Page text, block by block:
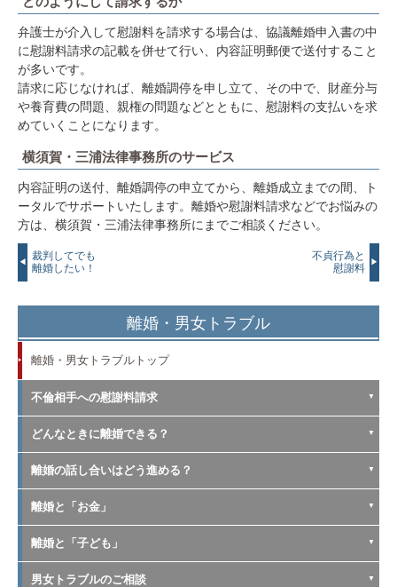
弁護士が介入して慰謝料を請求する場合は、協議離婚申入書の中
に慰謝料請求の記載を併せて行い、内容証明郵便で送付すること
が多いです。
請求に応じなければ、離婚調停を申し立て、その中で、財産分与
や養育費の問題、親権の問題などとともに、慰謝料の支払いを求
めていくことになります。
横須賀・三浦法律事務所のサービス
内容証明の送付、離婚調停の申立てから、離婚成立までの間、ト
ータルでサポートいたします。離婚や慰謝料請求などでお悩みの
方は、横須賀・三浦法律事務所にまでご相談ください。
裁判してでも
離婚したい！
不貞行為と
慰謝料
離婚・男女トラブル
離婚・男女トラブルトップ
不倫相手への慰謝料請求
どんなときに離婚できる？
離婚の話し合いはどう進める？
離婚と「お金」
離婚と「子ども」
男女トラブルのご相談